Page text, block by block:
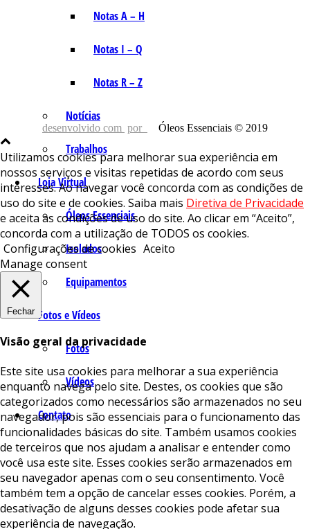
Notas A – H
Notas I – Q
Notas R – Z
Notícias
Trabalhos
Loja Virtual
Óleos Essenciais
Isolados
Equipamentos
Fotos e Vídeos
Fotos
Vídeos
Contato
desenvolvido com por Óleos Essenciais © 2019
Utilizamos cookies para melhorar sua experiência em
nossos serviços e visitas repetidas de acordo com seus
interesses. Ao navegar você concorda com as condições de
uso do site e de cookies. Saiba mais Diretiva de Privacidade
e aceita as condições de uso do site. Ao clicar em “Aceito”,
concorda com a utilização de TODOS os cookies.
Configurações de cookies Aceito
Manage consent
Fechar
Visão geral da privacidade
Este site usa cookies para melhorar a sua experiência
enquanto navega pelo site. Destes, os cookies que são
categorizados como necessários são armazenados no seu
navegador, pois são essenciais para o funcionamento das
funcionalidades básicas do site. Também usamos cookies
de terceiros que nos ajudam a analisar e entender como
você usa este site. Esses cookies serão armazenados em
seu navegador apenas com o seu consentimento. Você
também tem a opção de cancelar esses cookies. Porém, a
desativação de alguns desses cookies pode afetar sua
experiência de navegação.